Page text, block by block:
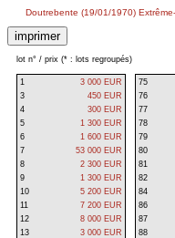
Doutrebente (19/01/1970)
lot n° / prix (* : lots regroupés)
1
3 000 EUR
3
450 EUR
4
300 EUR
5
1 300 EUR
6
1 600 EUR
7
53 000 EUR
8
2 300 EUR
9
1 300 EUR
10
5 200 EUR
11
7 200 EUR
12
8 000 EUR
13
3 000 EUR
75
76
77
78
79
80
81
82
84
86
87
88